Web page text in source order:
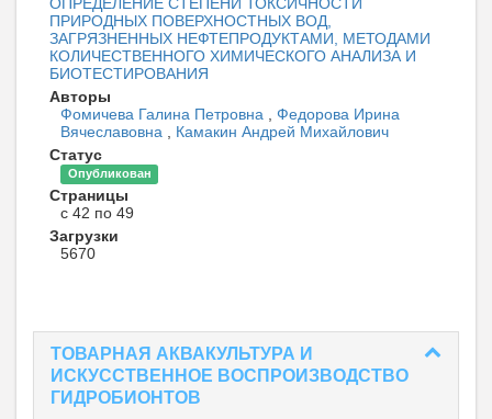
ОПРЕДЕЛЕНИЕ СТЕПЕНИ ТОКСИЧНОСТИ
ПРИРОДНЫХ ПОВЕРХНОСТНЫХ ВОД,
ЗАГРЯЗНЕННЫХ НЕФТЕПРОДУКТАМИ, МЕТОДАМИ
КОЛИЧЕСТВЕННОГО ХИМИЧЕСКОГО АНАЛИЗА И
БИОТЕСТИРОВАНИЯ
Авторы
Фомичева Галина Петровна , Федорова Ирина
Вячеславовна , Камакин Андрей Михайлович
Статус
Опубликован
Страницы
с 42 по 49
Загрузки
5670
ТОВАРНАЯ АКВАКУЛЬТУРА И
ИСКУССТВЕННОЕ ВОСПРОИЗВОДСТВО
ГИДРОБИОНТОВ